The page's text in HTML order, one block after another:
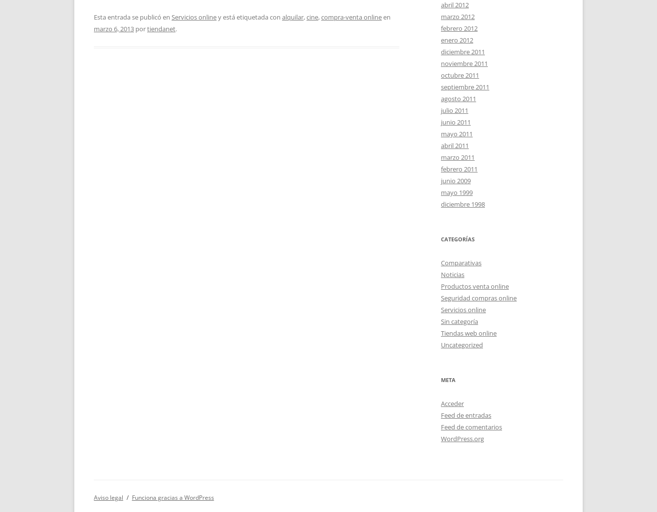
Esta entrada se publicó en Servicios onliney está etiquetada con alquilar,cine,compra-venta onlineen
marzo 6, 2013 portiendanet.
abril 2012
marzo 2012
febrero 2012
enero 2012
diciembre 2011
noviembre 2011
octubre 2011
septiembre 2011
agosto 2011
julio 2011
junio 2011
mayo 2011
abril 2011
marzo 2011
febrero 2011
junio 2009
mayo 1999
diciembre 1998
CATEGORÍAS
Comparativas
Noticias
Productos venta online
Seguridad compras online
Servicios online
Sin categoría
Tiendas web online
Uncategorized
META
Acceder
Feed de entradas
Feed de comentarios
WordPress.org
Aviso legal Funciona gracias a WordPress